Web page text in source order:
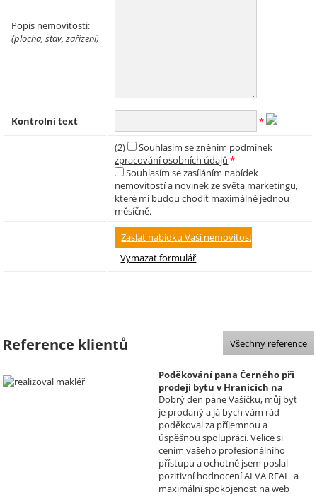
Popis nemovitosti:
(plocha, stav, zařízení)
Kontrolní text *
(2) Souhlasím sezněním podmínek
zpracování osobních údajů *
Souhlasím se zasíláním nabídek
nemovitostí a novinek ze světa marketingu,
které mi budou chodit maximálně jednou
měsíčně.
Reference klientů
Poděkování pana Černého při
prodeji bytu v Hranicích na
Moravě
Realizoval makléř: David
Vašíček
Dobrý den pane Vašíčku, můj byt
je prodaný a já bych vám rád
poděkoval za příjemnou a
úspěšnou spolupráci. Velice si
cením vašeho profesionálního
přístupu a ochotně jsem poslal
pozitivní hodnocení ALVA REAL a
maximální spokojenost na web
Všechny reference